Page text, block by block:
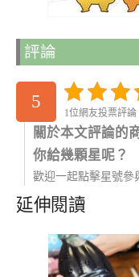
評論
5
1位網友投票評論
關於本文評論的
你給幾顆星呢？
歡迎一起點擊星號參
延伸閱讀